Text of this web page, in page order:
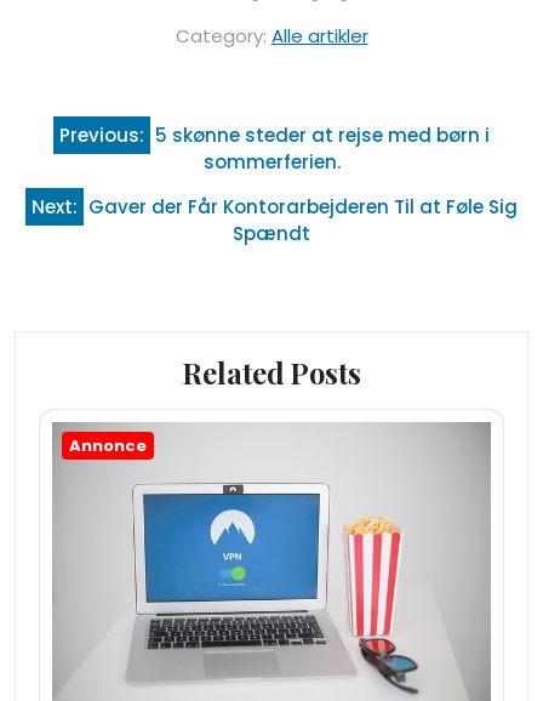
Category: Alle artikler
Indlægsnavigation
Previous: 5 skønne steder at rejse med børn i
sommerferien.
Next: Gaver der Får Kontorarbejderen Til at Føle Sig
Spændt
Related Posts
Annonce